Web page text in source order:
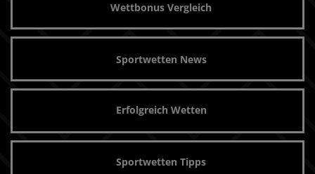
Wettbonus Vergleich
Sportwetten News
Erfolgreich Wetten
Sportwetten Tipps